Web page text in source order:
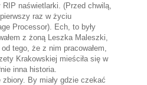
naświetlarki. (Przed chwilą,
raz w życiu
Processor). Ech, to były
z żoną Leszka Maleszki,
tego, że z nim pracowałem,
Krakowskiej mieściła się w
inna historia.
By miały gdzie czekać